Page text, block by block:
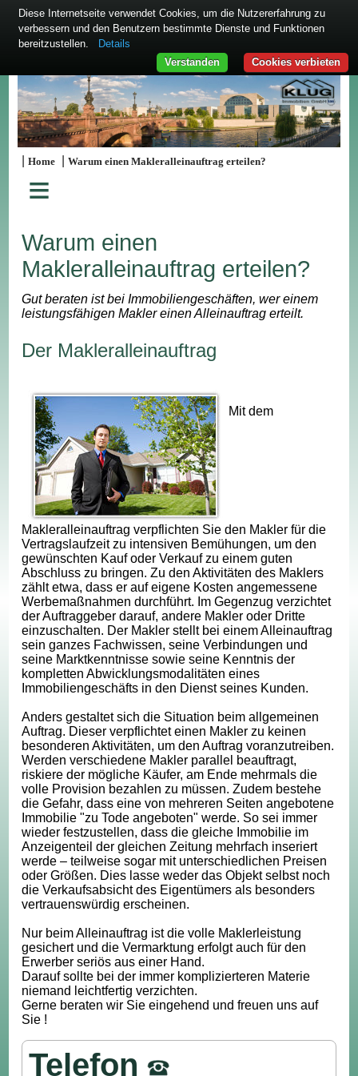
|Home |Warum einen Makleralleinauftrag erteilen?
≡
Warum einen
Makleralleinauftrag erteilen?
Gut beraten ist bei Immobiliengeschäften, wer einem
leistungsfähigen Makler einen Alleinauftrag erteilt.
Der Makleralleinauftrag
Mit dem
Makleralleinauftrag verpflichten Sie den Makler für die
Vertragslaufzeit zu intensiven Bemühungen, um den
gewünschten Kauf oder Verkauf zu einem guten
Abschluss zu bringen. Zu den Aktivitäten des Maklers
zählt etwa, dass er auf eigene Kosten angemessene
Werbemaßnahmen durchführt. Im Gegenzug verzichtet
der Auftraggeber darauf, andere Makler oder Dritte
einzuschalten. Der Makler stellt bei einem Alleinauftrag
sein ganzes Fachwissen, seine Verbindungen und
seine Marktkenntnisse sowie seine Kenntnis der
kompletten Abwicklungsmodalitäten eines
Immobiliengeschäfts in den Dienst seines Kunden.
Anders gestaltet sich die Situation beim allgemeinen
Auftrag. Dieser verpflichtet einen Makler zu keinen
besonderen Aktivitäten, um den Auftrag voranzutreiben.
Werden verschiedene Makler parallel beauftragt,
riskiere der mögliche Käufer, am Ende mehrmals die
volle Provision bezahlen zu müssen. Zudem bestehe
die Gefahr, dass eine von mehreren Seiten angebotene
Immobilie "zu Tode angeboten" werde. So sei immer
wieder festzustellen, dass die gleiche Immobilie im
Anzeigenteil der gleichen Zeitung mehrfach inseriert
werde – teilweise sogar mit unterschiedlichen Preisen
oder Größen. Dies lasse weder das Objekt selbst noch
die Verkaufsabsicht des Eigentümers als besonders
vertrauenswürdig erscheinen.
Nur beim Alleinauftrag ist die volle Maklerleistung
gesichert und die Vermarktung erfolgt auch für den
Erwerber seriös aus einer Hand.
Darauf sollte bei der immer komplizierteren Materie
niemand leichtfertig verzichten.
Gerne beraten wir Sie eingehend und freuen uns auf
Sie !
Telefon
Diese Internetseite verwendet Cookies, um die Nutzererfahrung zu
verbessern und den Benutzern bestimmte Dienste und Funktionen
bereitzustellen.
Details
Cookies verbieten
Verstanden